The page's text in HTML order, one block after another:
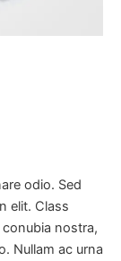
odio. Sed
elit. Class
nostra,
Nullam ac urna